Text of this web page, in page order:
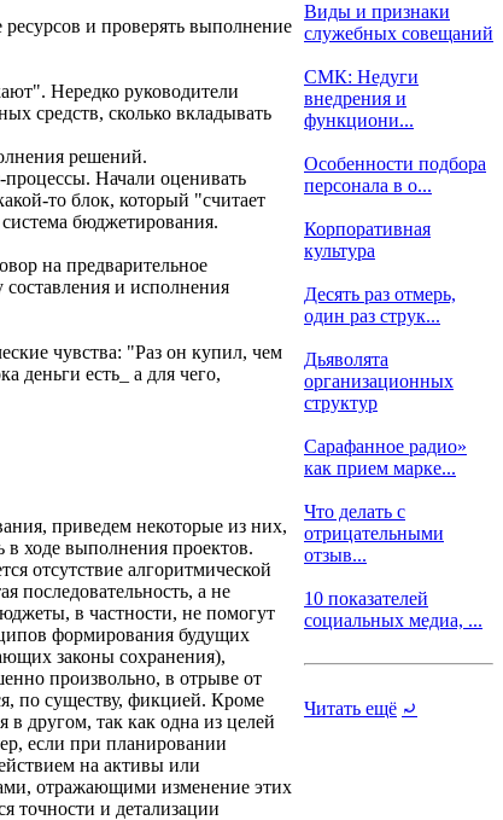
и проверять выполнение
Нередко руководители
средств, сколько вкладывать
решений.
Начали оценивать
то блок, который "считает
бюджетирования.
на предварительное
и исполнения
чувства: "Раз он купил, чем
деньги есть_ а для чего,
приведем некоторые из них,
ходе выполнения проектов.
отсутствие алгоритмической
последовательность, а не
в частности, не помогут
формирования будущих
законы сохранения),
произвольно, в отрыве от
по существу, фикцией. Кроме
в другом, так как одна из целей
если при планировании
на активы или
отражающими изменение этих
точности и детализации
Виды и признаки
служебных совещаний
СМК: Недуги
внедрения и
функциони...
Особенности подбора
персонала в о...
Корпоративная
культура
Десять раз отмерь,
один раз струк...
Дьяволята
организационных
структур
Сарафанное радио»
как прием марке...
Что делать с
отрицательными
отзыв...
10 показателей
социальных медиа, ...
Читать ещё ⤾